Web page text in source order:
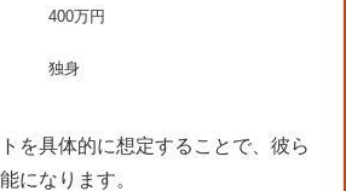
400万円
独身
を具体的に想定することで、彼ら
になります。